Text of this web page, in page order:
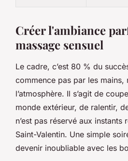
Créer l'ambiance
massage sensuel
Le cadre, c’est 80 % du
commence pas par les mains,
l’atmosphère. Il s’agit de
monde extérieur, de ralentir,
n’est pas réservé aux instants
Saint-Valentin. Une simple
devenir inoubliable avec les